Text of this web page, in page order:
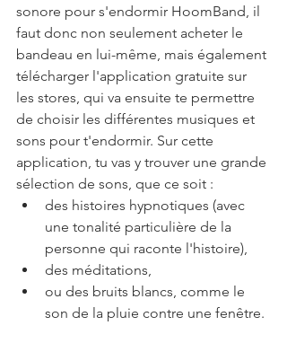
sonore pour s'endormir HoomBand, il
faut donc non seulement acheter le
bandeau en lui-même, mais également
télécharger l'application gratuite sur
les stores, qui va ensuite te permettre
de choisir les différentes musiques et
sons pour t'endormir. Sur cette
application, tu vas y trouver une grande
sélection de sons, que ce soit :
des histoires hypnotiques (avec
une tonalité particulière de la
personne qui raconte l'histoire),
des méditations,
ou des bruits blancs, comme le
son de la pluie contre une fenêtre.